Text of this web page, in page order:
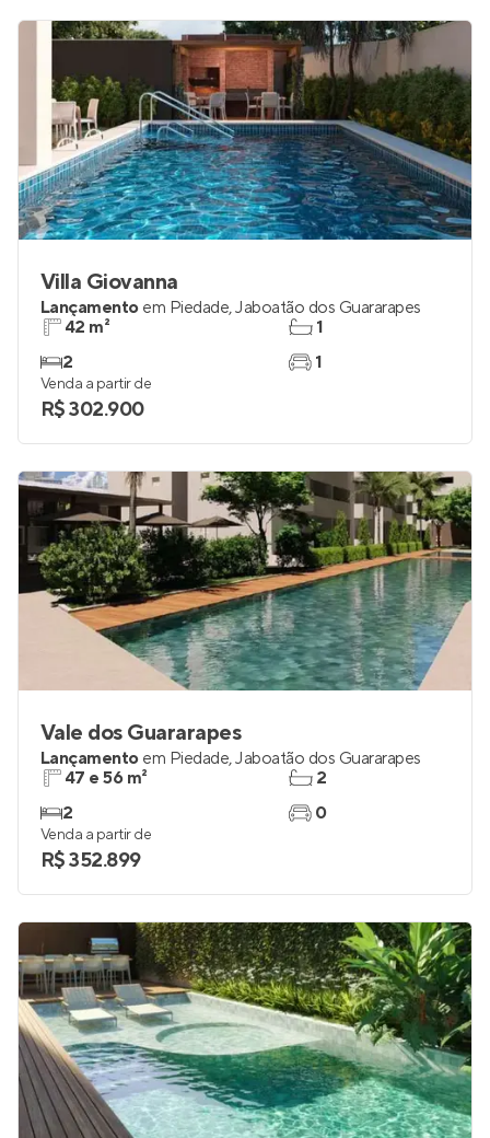
Villa Giovanna
Lançamento em Piedade,Jaboatão dos Guararapes
42 m²
2
1
1
Venda a partir de
R$ 302.900
Vale dos Guararapes
Lançamento em Piedade,Jaboatão dos Guararapes
47 e 56 m²
2
2
0
Venda a partir de
R$ 352.899